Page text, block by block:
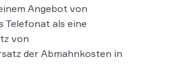
Angebot von
Telefonat als eine
von
der Abmahnkosten in